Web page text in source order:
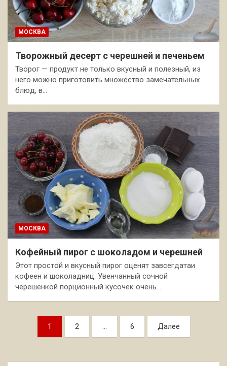
МОСКВА
Творожный десерт с черешней и печеньем
Творог — продукт не только вкусный и полезный, из
него можно приготовить множество замечательных
блюд, в…
МОСКВА
Кофейный пирог с шоколадом и черешней
Этот простой и вкусный пирог оценят завсегдатаи
кофеен и шоколадниц. Увенчанный сочной
черешенкой порционный кусочек очень…
Пагинация
записей
1 2 … 6 Далее